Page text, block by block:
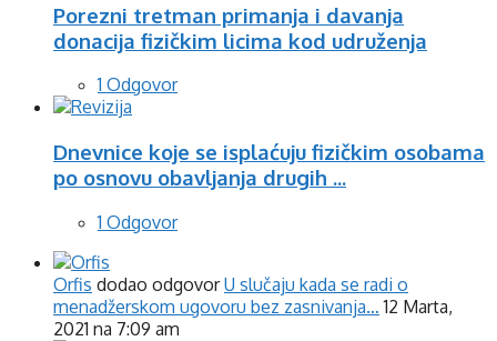
Porezni tretman primanja i davanja
donacija fizičkim licima kod udruženja
1 Odgovor
Dnevnice koje se isplaćuju fizičkim osobama
po osnovu obavljanja drugih ...
1 Odgovor
Orfis dodao odgovorU slučaju kada se radi o
menadžerskom ugovoru bez zasnivanja… 12 Marta,
2021 na 7:09 am